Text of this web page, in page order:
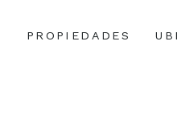
PROPIEDADES